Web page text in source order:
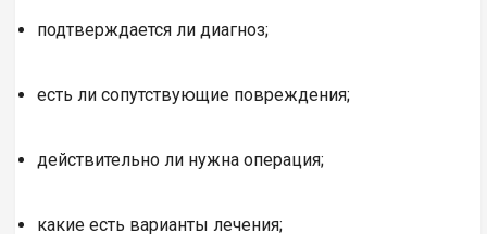
подтверждается ли диагноз;
есть ли сопутствующие повреждения;
действительно ли нужна операция;
какие есть варианты лечения;